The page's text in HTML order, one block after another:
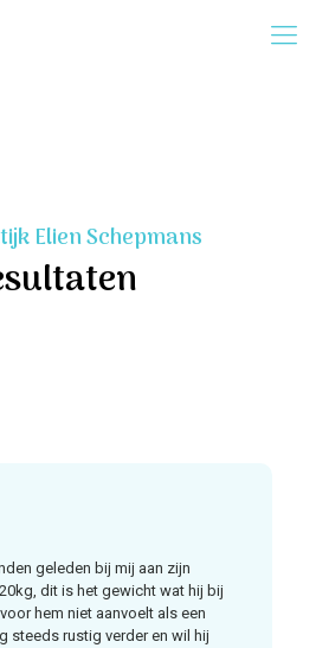
Elien Schepmans
geleden bij mij aan zijn
dit is het gewicht wat hij bij
hem niet aanvoelt als een
steeds rustig verder en wil hij